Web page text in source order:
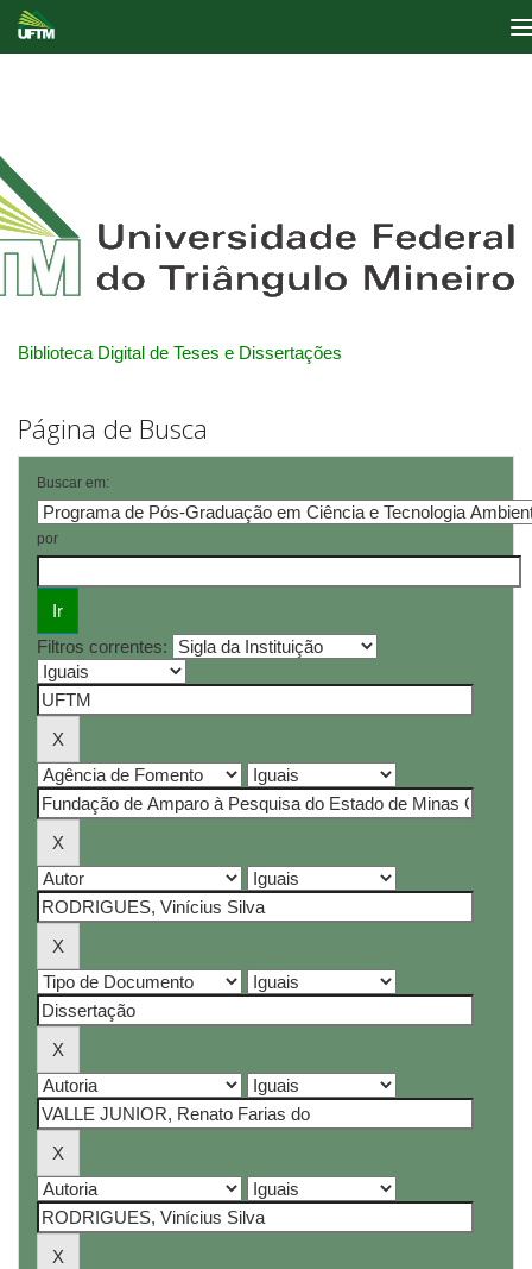
Biblioteca Digital de Teses e Dissertações
Página de Busca
Buscar em:
por
Filtros correntes: